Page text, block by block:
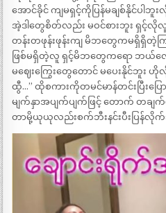
အောင်ခိုင် ကျမရှင့်ကိုပြန်မချစ်နိုင်ပါ
အဲ့ဒါတွေစိတ်လည်း မဝင်စားဘူး ရှ
တန်းတဖုန်းဖုန်းကျ မိဘတွေကမရှိရှိတဲ့က
ဖြစ်မရှိတဲ့လူ ရှင့်မိဘတွေကရော ဘယ်လ
မဈေးကြွေးတွေတောင် မပေးနိုင်ဘူ
ထွီ…” ထိုစကားကိုတမင်မာန်တင်းပြီးပ
မျက်နှာအပျက်ပျက်ဖြင့် တောက် တခ
တာမို့ယုယုလည်းစက်ဘီးနင်းပီးပြန်လို